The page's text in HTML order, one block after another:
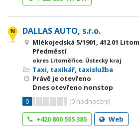
DALLAS AUTO, s.r.o.
Mlékojedská 5/1901, 412 01
Předměstí
okres Litoměřice, Ústecký kraj
Taxi, taxikář, taxislužba
Právě je otevřeno
Dnes otevřeno nonstop
0
(0 hodnocení)
+420 800 555 385
Web